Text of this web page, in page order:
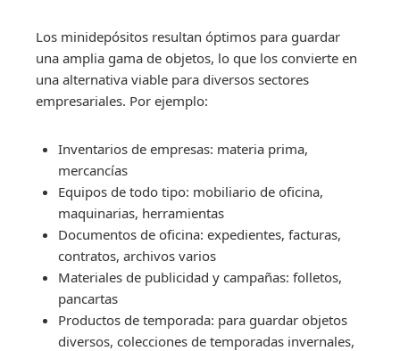
Los minidepósitos resultan óptimos para guardar
una amplia gama de objetos, lo que los convierte en
una alternativa viable para diversos sectores
empresariales. Por ejemplo:
Inventarios de empresas: materia prima,
mercancías
Equipos de todo tipo: mobiliario de oficina,
maquinarias, herramientas
Documentos de oficina: expedientes, facturas,
contratos, archivos varios
Materiales de publicidad y campañas: folletos,
pancartas
Productos de temporada: para guardar objetos
diversos, colecciones de temporadas invernales,